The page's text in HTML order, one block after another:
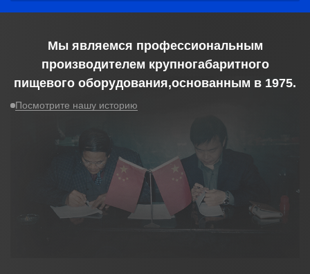
Мы являемся профессиональным
производителем крупногабаритного
пищевого оборудования,основанным в 1975.
Посмотрите нашу историю